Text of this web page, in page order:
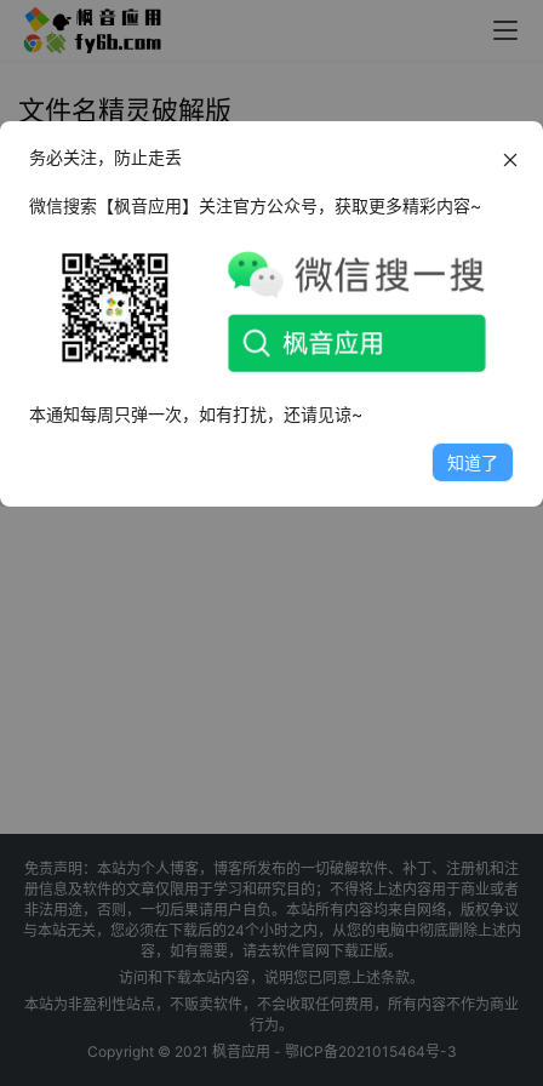
文件名精灵破解版
Windows 文件名精灵 2024 解压版
2024年4月9日
免责声明：本站为个人博客，博客所发布的一切破解软件、补丁、注册机和注
册信息及软件的文章仅限用于学习和研究目的；不得将上述内容用于商业或者
非法用途，否则，一切后果请用户自负。本站所有内容均来自网络，版权争议
与本站无关，您必须在下载后的24个小时之内，从您的电脑中彻底删除上述内
容，如有需要，请去软件官网下载正版。
访问和下载本站内容，说明您已同意上述条款。
本站为非盈利性站点，不贩卖软件，不会收取任何费用，所有内容不作为商业
行为。
Copyright © 2021 枫音应用 - 鄂ICP备2021015464号-3
务必关注，防止走丢
微信搜索【枫音应用】关注官方公众号，获取更多精彩内容~
本通知每周只弹一次，如有打扰，还请见谅~
知道了